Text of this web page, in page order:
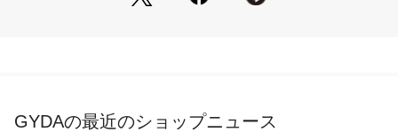
再入荷通知やラスト１点、お得なプライスダウンの情報も受
GYDAの最近のショップニュース